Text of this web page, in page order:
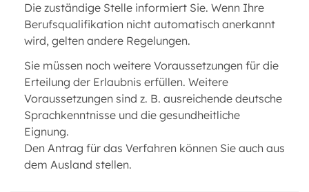
Die zuständige Stelle informiert Sie. Wenn Ihre
Berufsqualifikation nicht automatisch anerkannt
wird, gelten andere Regelungen.
Sie müssen noch weitere Voraussetzungen für die
Erteilung der Erlaubnis erfüllen. Weitere
Voraussetzungen sind z. B. ausreichende deutsche
Sprachkenntnisse und die gesundheitliche
Eignung.
Den Antrag für das Verfahren können Sie auch aus
dem Ausland stellen.